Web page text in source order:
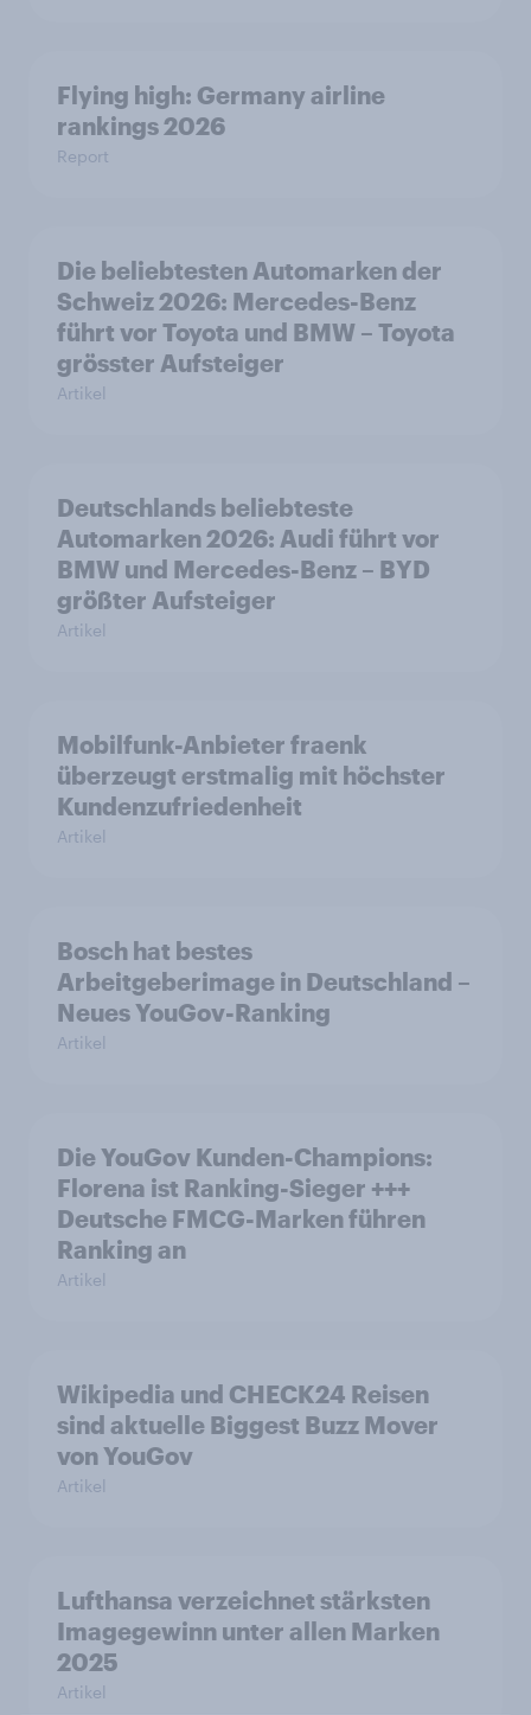
Flying high: Germany airline
rankings 2026
Report
Die beliebtesten Automarken der
Schweiz 2026: Mercedes-Benz
führt vor Toyota und BMW – Toyota
grösster Aufsteiger
Artikel
Deutschlands beliebteste
Automarken 2026: Audi führt vor
BMW und Mercedes-Benz – BYD
größter Aufsteiger
Artikel
Mobilfunk-Anbieter fraenk
überzeugt erstmalig mit höchster
Kundenzufriedenheit
Artikel
Bosch hat bestes
Arbeitgeberimage in Deutschland –
Neues YouGov-Ranking
Artikel
Die YouGov Kunden-Champions:
Florena ist Ranking-Sieger +++
Deutsche FMCG-Marken führen
Ranking an
Artikel
Wikipedia und CHECK24 Reisen
sind aktuelle Biggest Buzz Mover
von YouGov
Artikel
Lufthansa verzeichnet stärksten
Imagegewinn unter allen Marken
2025
Artikel